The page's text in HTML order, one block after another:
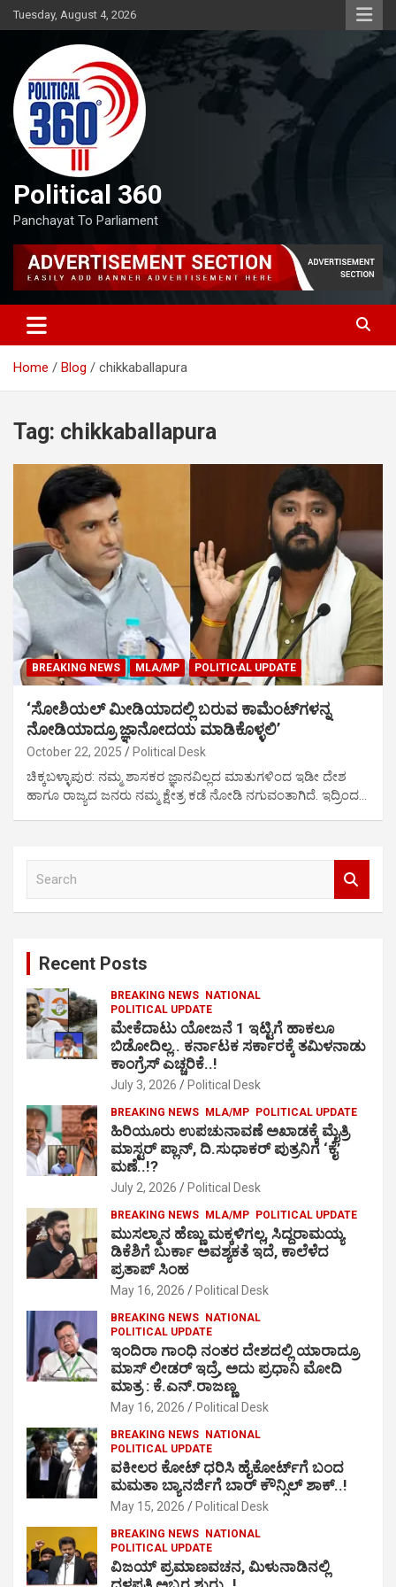
Skip
to
Tuesday, August 4, 2026
Political 360
Panchayat To Parliament
Home Blog chikkaballapura
Tag: chikkaballapura
BREAKING NEWS MLA/MP POLITICAL UPDATE
‘ಸೋಶಿಯಲ್‌ ಮೀಡಿಯಾದಲ್ಲಿ ಬರುವ ಕಾಮೆಂಟ್‌ಗಳನ್ನ
ನೋಡಿಯಾದ್ರೂ ಜ್ಞಾನೋದಯ ಮಾಡಿಕೊಳ್ಳಲಿ’
October 22, 2025 Political Desk
ಚಿಕ್ಕಬಳ್ಳಾಪುರ: ನಮ್ಮ ಶಾಸಕರ ಜ್ಞಾನವಿಲ್ಲದ ಮಾತುಗಳಿಂದ ಇಡೀ ದೇಶ
ಹಾಗೂ ರಾಜ್ಯದ ಜನರು ನಮ್ಮ ಕ್ಷೇತ್ರ ಕಡೆ ನೋಡಿ ನಗುವಂತಾಗಿದೆ. ಇದ್ರಿಂದ…
Recent Posts
BREAKING NEWS
NATIONAL
POLITICAL UPDATE
ಮೇಕೆದಾಟು ಯೋಜನೆ 1 ಇಟ್ಟಿಗೆ ಹಾಕಲೂ
ಬಿಡೋದಿಲ್ಲ.. ಕರ್ನಾಟಕ ಸರ್ಕಾರಕ್ಕೆ ತಮಿಳನಾಡು
ಕಾಂಗ್ರೆಸ್ ಎಚ್ಚರಿಕೆ..!
July 3, 2026 Political Desk
BREAKING NEWS MLA/MP POLITICAL UPDATE
ಹಿರಿಯೂರು ಉಪಚುನಾವಣೆ ಅಖಾಡಕ್ಕೆ ಮೈತ್ರಿ
ಮಾಸ್ಟರ್ ಪ್ಲಾನ್, ದಿ.ಸುಧಾಕರ್ ಪುತ್ರನಿಗೆ ‘ಕೈ’
ಮಣೆ..!?
July 2, 2026 Political Desk
BREAKING NEWS MLA/MP POLITICAL UPDATE
ಮುಸಲ್ಮಾನ ಹೆಣ್ಣು ಮಕ್ಕಳಿಗಲ್ಲ, ಸಿದ್ದರಾಮಯ್ಯ
ಡಿಕೆಶಿಗೆ ಬುರ್ಕಾ ಅವಶ್ಯಕತೆ ಇದೆ, ಕಾಲೆಳೆದ
ಪ್ರತಾಪ್ ಸಿಂಹ
May 16, 2026 Political Desk
BREAKING NEWS
NATIONAL
POLITICAL UPDATE
ಇಂದಿರಾ ಗಾಂಧಿ ನಂತರ ದೇಶದಲ್ಲಿ ಯಾರಾದ್ರೂ
ಮಾಸ್ ಲೀಡರ್ ಇದ್ರೆ, ಅದು ಪ್ರಧಾನಿ ಮೋದಿ
ಮಾತ್ರ : ಕೆ.ಎನ್.ರಾಜಣ್ಣ
May 16, 2026 Political Desk
BREAKING NEWS
NATIONAL
POLITICAL UPDATE
ವಕೀಲರ ಕೋಟ್ ಧರಿಸಿ ಹೈಕೋರ್ಟ್​ಗೆ ಬಂದ
ಮಮತಾ ಬ್ಯಾನರ್ಜಿಗೆ ಬಾರ್ ಕೌನ್ಸಿಲ್ ಶಾಕ್..!
May 15, 2026 Political Desk
BREAKING NEWS
NATIONAL
POLITICAL UPDATE
ವಿಜಯ್ ಪ್ರಮಾಣವಚನ, ಮಿಳುನಾಡಿನಲ್ಲಿ